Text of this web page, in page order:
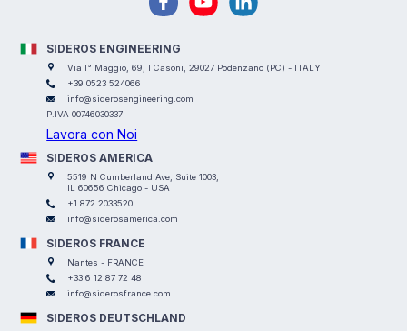
SIDEROS ENGINEERING
Via I° Maggio, 69, I Casoni, 29027 Podenzano (PC) - ITALY
+39 0523 524066
info@siderosengineering.com
P.IVA 00746030337
Lavora con Noi
SIDEROS AMERICA
5519 N Cumberland Ave, Suite 1003,
IL 60656 Chicago - USA
+1 872 2033520
info@siderosamerica.com
SIDEROS FRANCE
Nantes - FRANCE
+33 6 12 87 72 48
info@siderosfrance.com
SIDEROS DEUTSCHLAND